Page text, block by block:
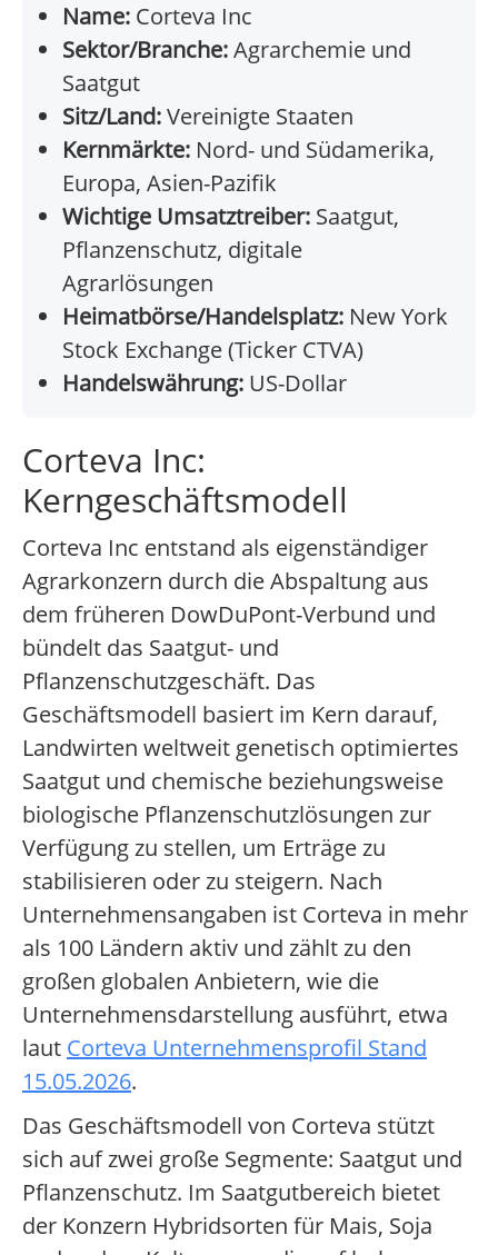
Name: Corteva Inc
Sektor/Branche:Agrarchemie und
Saatgut
Sitz/Land:Vereinigte Staaten
Kernmärkte: Nord- und Südamerika,
Europa, Asien-Pazifik
Wichtige Umsatztreiber: Saatgut,
Pflanzenschutz, digitale
Agrarlösungen
Heimatbörse/Handelsplatz: New York
Stock Exchange (Ticker CTVA)
Handelswährung: US-Dollar
Corteva Inc:
Kerngeschäftsmodell
Corteva Inc entstand als eigenständiger
Agrarkonzern durch die Abspaltung aus
dem früheren DowDuPont-Verbund und
bündelt das Saatgut- und
Pflanzenschutzgeschäft. Das
Geschäftsmodell basiert im Kern darauf,
Landwirten weltweit genetisch optimiertes
Saatgut und chemische beziehungsweise
biologische Pflanzenschutzlösungen zur
Verfügung zu stellen, um Erträge zu
stabilisieren oder zu steigern. Nach
Unternehmensangaben ist Corteva in mehr
als 100 Ländern aktiv und zählt zu den
großen globalen Anbietern, wie die
Unternehmensdarstellung ausführt, etwa
laut Corteva Unternehmensprofil Stand
15.05.2026.
Das Geschäftsmodell von Corteva stützt
sich auf zwei große Segmente: Saatgut und
Pflanzenschutz. Im Saatgutbereich bietet
der Konzern Hybridsorten für Mais, Soja